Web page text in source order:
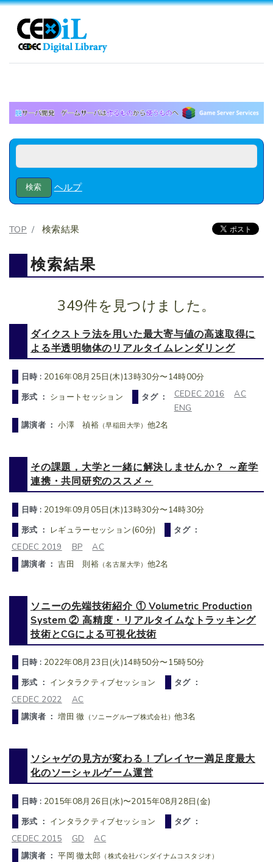
ヘルプ
TOP 検索結果
検索結果
349件を見つけました。
ダイクストラ法を用いた最大寄与値の高速取得に
よる半透明物体のリアルタイムレンダリング
日時 : 2016年08月25日(木)13時30分〜14時00分
形式 ： ショートセッション タグ ： CEDEC 2016
AC
ENG
講演者 ：小澤 禎裕 （早稲田大学） 他2名
その課題，大学と一緒に解決しませんか？ ～産学
連携・共同研究のススメ～
日時 : 2019年09月05日(木)13時30分〜14時30分
形式 ： レギュラーセッション(60分)
タグ ：
CEDEC 2019
BP
AC
講演者 ：吉田 則裕 （名古屋大学） 他2名
ソニーの先端技術紹介 ① Volumetric Production
System ② 高精度・リアルタイムなトラッキング
技術とCGによる可視化技術
日時 : 2022年08月23日(火)14時50分〜15時50分
形式 ： インタラクティブセッション
タグ ：
CEDEC 2022
AC
講演者 ：増田 徹 （ソニーグループ株式会社）他3名
ソシャゲの見方が変わる！プレイヤー満足度最大
化のソーシャルゲーム運営
日時 : 2015年08月26日(水)〜2015年08月28日(金)
形式 ： インタラクティブセッション
タグ ：
CEDEC 2015
GD
AC
講演者 ：平岡 徹太郎 （株式会社バンダイナムコスタジオ）